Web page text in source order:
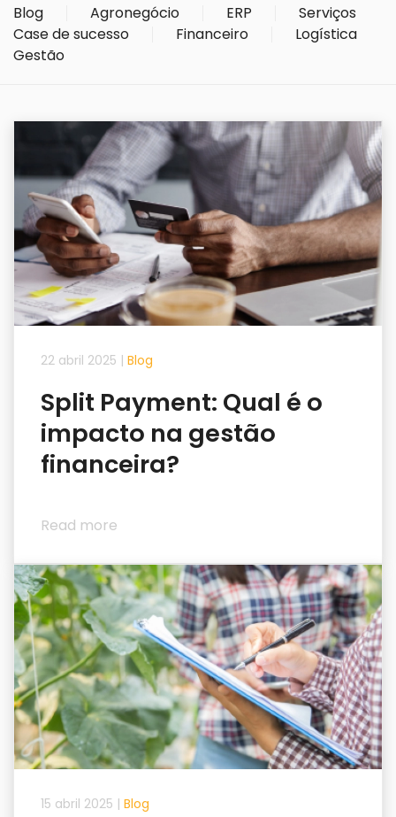
Blog Agronegócio ERP
Serviços
Case de sucesso
Financeiro
Logística
Gestão
22 abril 2025 | Blog
Split Payment: Qual é o
impacto na gestão
financeira?
Read more
15 abril 2025 | Blog